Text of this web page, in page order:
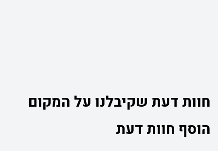
חוות דעת שקיבלנו על המקום
הוסף חוות דעת